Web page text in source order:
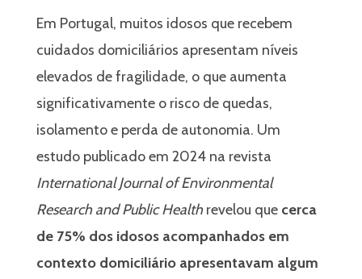
Em Portugal, muitos idosos que recebem
cuidados domiciliários apresentam níveis
elevados de fragilidade, o que aumenta
significativamente o risco de quedas,
isolamento e perda de autonomia. Um
estudo publicado em 2024 na revista
International Journal of Environmental
Research and Public Healthrevelou que cerca
de 75% dos idosos acompanhados em
contexto domiciliário apresentavam algum